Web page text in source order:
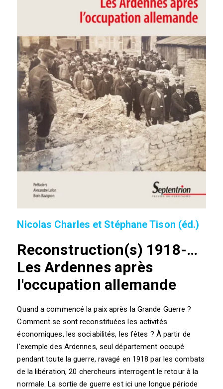
Nicolas Charles et Stéphane Tison (éd.)
Reconstruction(s) 1918-…
Les Ardennes après
l'occupation allemande
Quand a commencé la paix après la Grande Guerre ?
Comment se sont reconstituées les activités
économiques, les sociabilités, les fêtes ? À partir de
l'exemple des Ardennes, seul département occupé
pendant toute la guerre, ravagé en 1918 par les combats
de la libération, 20 chercheurs interrogent le retour à la
normale. La sortie de guerre est ici une longue période